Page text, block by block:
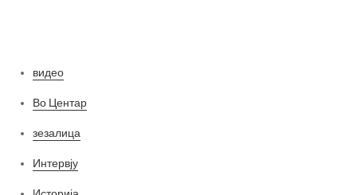
видео
Во Центар
зезалица
Интервју